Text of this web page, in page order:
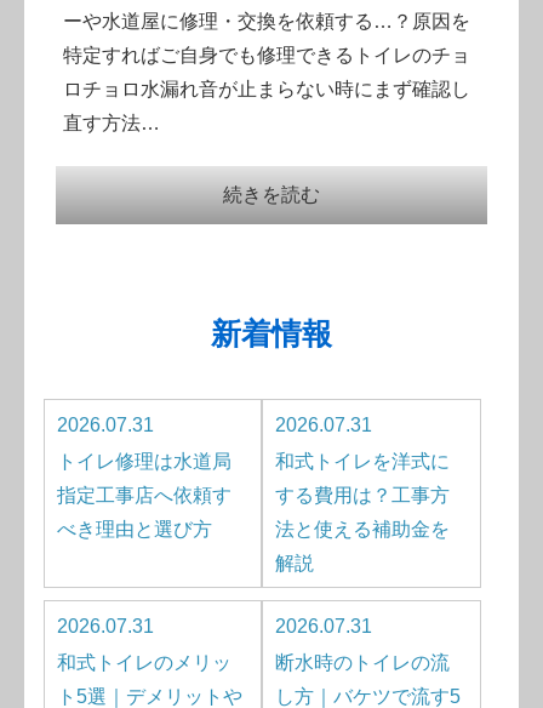
ーや水道屋に修理・交換を依頼する…？原因を
特定すればご自身でも修理できるトイレのチョ
ロチョロ水漏れ音が止まらない時にまず確認し
直す方法…
続きを読む
新着情報
2026.07.31
トイレ修理は水道局
指定工事店へ依頼す
べき理由と選び方
2026.07.31
和式トイレを洋式に
する費用は？工事方
法と使える補助金を
解説
2026.07.31
和式トイレのメリッ
ト5選｜デメリットや
2026.07.31
断水時のトイレの流
し方｜バケツで流す5